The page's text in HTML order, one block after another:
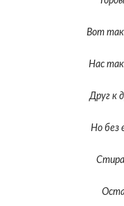
Вот так
Нас так
Друг к
Но без